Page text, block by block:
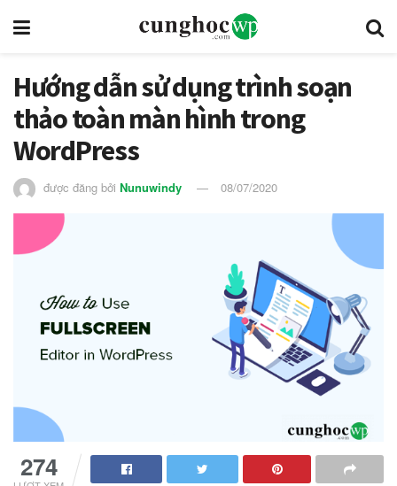
Hướng dẫn sử dụng trình soạn
thảo toàn màn hình trong
WordPress
được đăng bởi Nunuwindy 08/07/2020
147